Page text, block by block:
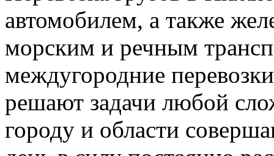
автомобилем, а также
морским и речным
междугородние
решают задачи любой
городу и области